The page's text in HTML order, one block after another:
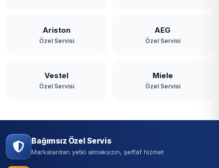
Ariston
Özel Servisi
AEG
Özel Servisi
Vestel
Özel Servisi
Miele
Özel Servisi
Bağımsız Özel Servis
Markalardan yetki almaksızın, şeffaf hizmet